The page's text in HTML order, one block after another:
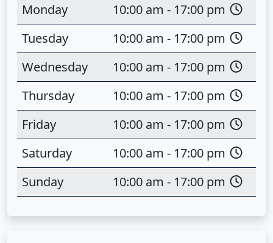
Monday
10:00 am - 17:00 pm
Tuesday
10:00 am - 17:00 pm
Wednesday
10:00 am - 17:00 pm
Thursday
10:00 am - 17:00 pm
Friday
10:00 am - 17:00 pm
Saturday
10:00 am - 17:00 pm
Sunday
10:00 am - 17:00 pm